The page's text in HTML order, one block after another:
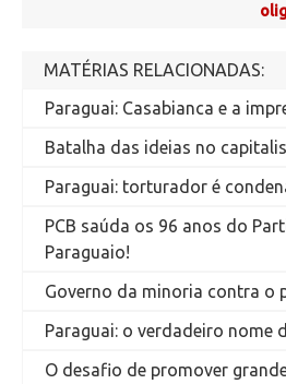
MATÉRIAS RELACIONADAS:
Paraguai: Casabianca e a
Batalha das ideias no
Paraguai: torturador é
PCB saúda os 96 anos do
Paraguaio!
Governo da minoria contra o
Paraguai: o verdadeiro nome
O desafio de promover